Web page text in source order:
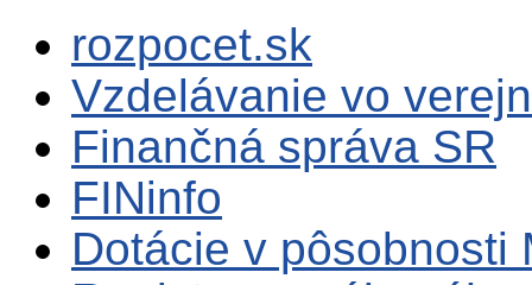
rozpocet.sk
Vzdelávanie vo
Finančná správa SR
FINinfo
Dotácie v pôsobnosti